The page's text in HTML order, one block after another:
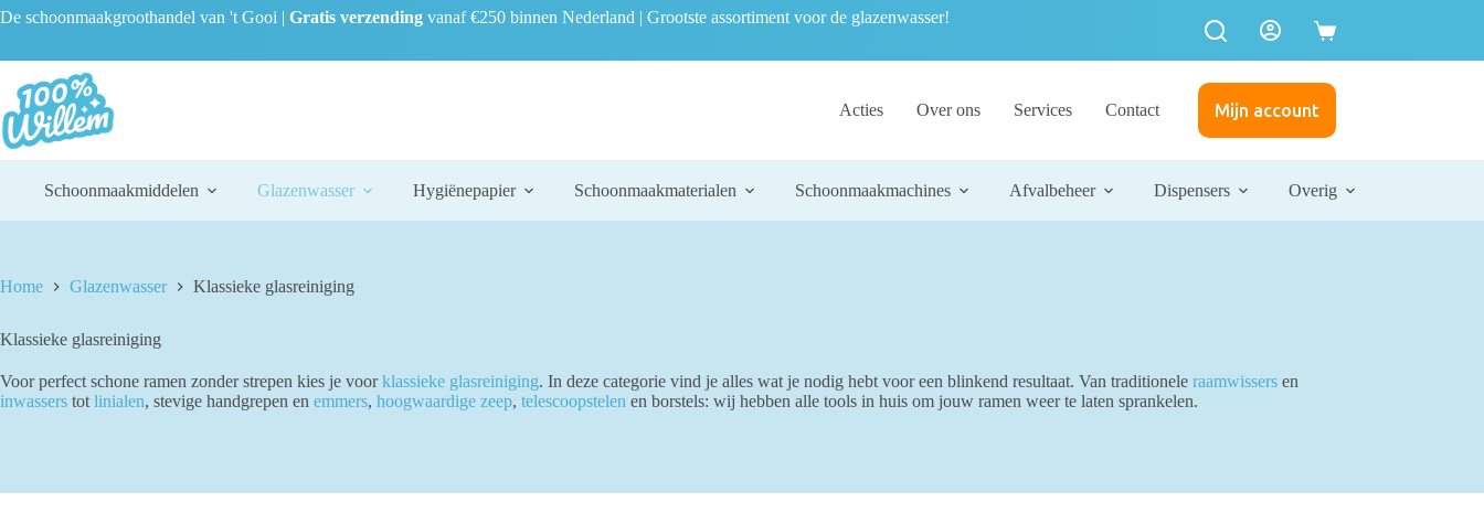
Ga
naar
De schoonmaakgroothandel van 't Gooi | Gratis verzending vanaf €250 binnen Nederland | Grootste assortiment voor de glazenwasser!
Winkelwagen
Acties Over ons Services Contact Mijn account
Schoonmaakmiddelen Glazenwasser Hygiënepapier Schoonmaakmaterialen Schoonmaakmachines Afvalbeheer Dispensers Overig
Home Glazenwasser Klassieke glasreiniging
Klassieke glasreiniging
Voor perfect schone ramen zonder strepen kies je voorklassieke glasreiniging. In deze categorie vind je alles wat je nodig hebt voor een blinkend resultaat. Van traditionele raamwissers en
inwassers tot linialen, stevige handgrepen en emmers, hoogwaardige zeep, telescoopstelen en borstels: wij hebben alle tools in huis om jouw ramen weer te laten sprankelen.